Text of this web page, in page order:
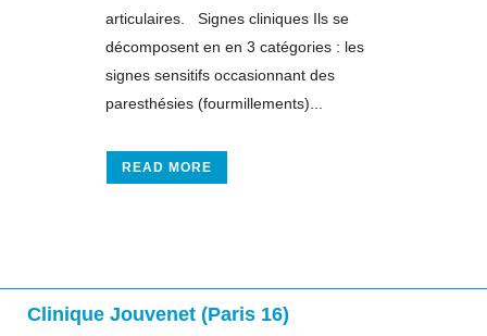
articulaires. Signes cliniques Ils se
décomposent en en 3 catégories : les
signes sensitifs occasionnant des
paresthésies (fourmillements)...
READ MORE
Clinique Jouvenet (Paris 16)